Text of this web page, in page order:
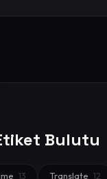
Bulutu
13 Translate 12